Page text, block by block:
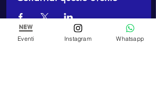
Eventi Instagram Whatsapp